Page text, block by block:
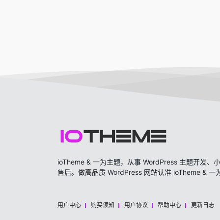
ioTheme & 一为主题，从事 WordPress 主题开发、
售后。做高品质 WordPress 网站认准 ioTheme & 一
用户中心 购买须知 用户协议 帮助中心 更新日志